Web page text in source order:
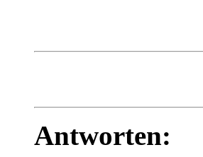
Antworten: